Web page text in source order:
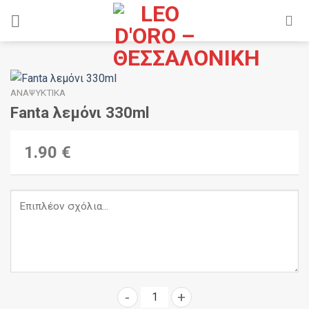
ΑΝΑΨΥΚΤΙΚΆ
Fanta λεμόνι 330ml
1.90 €
Fanta λεμόνι 330ml ποσότητα